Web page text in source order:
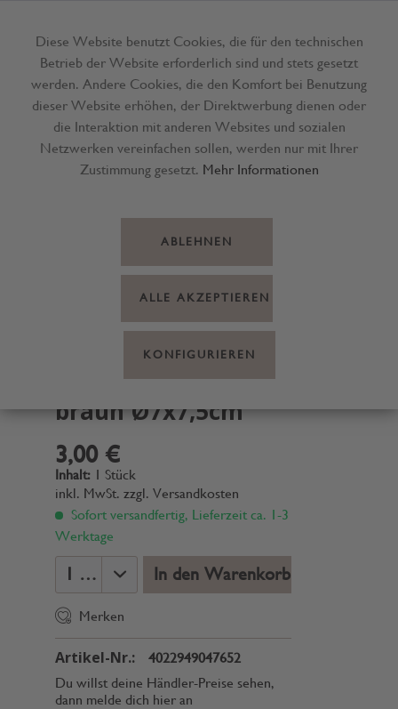
Menü
Topf Keramik beige
braun Ø7x7,5cm
3,00 €
Inhalt: 1 Stück
inkl. MwSt. zzgl. Versandkosten
Sofort versandfertig, Lieferzeit ca. 1-3
Werktage
In den Warenkorb
Merken
Artikel-Nr.:
4022949047652
Du willst deine Händler-Preise sehen,
dann melde dich hier an
Diese Website benutzt Cookies, die für den technischen
Betrieb der Website erforderlich sind und stets gesetzt
werden. Andere Cookies, die den Komfort bei Benutzung
dieser Website erhöhen, der Direktwerbung dienen oder
die Interaktion mit anderen Websites und sozialen
Netzwerken vereinfachen sollen, werden nur mit Ihrer
Zustimmung gesetzt. Mehr Informationen
ABLEHNEN
ALLE AKZEPTIEREN
KONFIGURIEREN